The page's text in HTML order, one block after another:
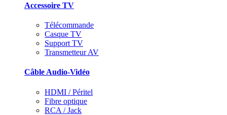
Accessoire TV
Télécommande
Casque TV
Support TV
Transmetteur AV
Câble Audio-Vidéo
HDMI / Péritel
Fibre optique
RCA / Jack